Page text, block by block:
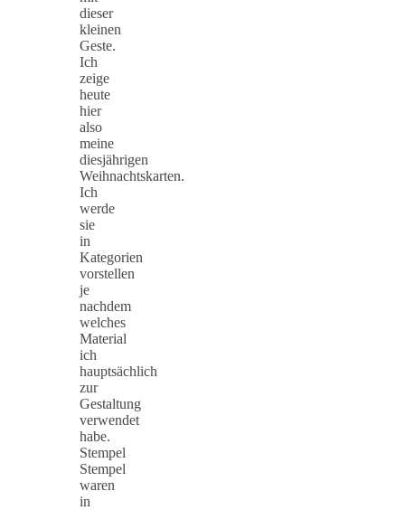
dieser
kleinen
Geste.
Ich
zeige
heute
hier
also
meine
diesjährigen
Weihnachtskarten.
Ich
werde
sie
in
Kategorien
vorstellen
je
nachdem
welches
Material
ich
hauptsächlich
zur
Gestaltung
verwendet
habe.
Stempel
Stempel
waren
in